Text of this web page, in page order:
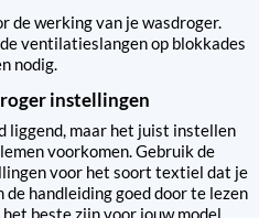
de werking van je wasdroger.
ventilatieslangen op blokkades
nodig.
instellingen
liggend, maar het juist instellen
voorkomen. Gebruik de
voor het soort textiel dat je
handleiding goed door te lezen
beste zijn voor jouw model.